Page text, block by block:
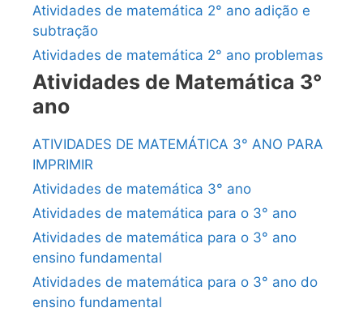
Atividades de matemática 2° ano adição e
subtração
Atividades de matemática 2° ano problemas
Atividades de Matemática 3°
ano
ATIVIDADES DE MATEMÁTICA 3° ANO PARA
IMPRIMIR
Atividades de matemática 3° ano
Atividades de matemática para o 3° ano
Atividades de matemática para o 3° ano
ensino fundamental
Atividades de matemática para o 3° ano do
ensino fundamental